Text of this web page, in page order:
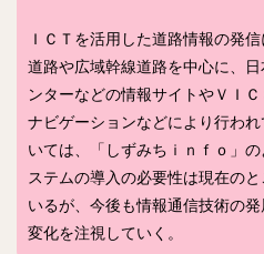
ＩＣＴを活用した道路情報の発
道路や広域幹線道路を中心に、
ンターなどの情報サイトやＶＩ
ナビゲーションなどにより行わ
いては、「しずみちｉｎｆｏ」
ステムの導入の必要性は現在の
いるが、今後も情報通信技術の
変化を注視していく。